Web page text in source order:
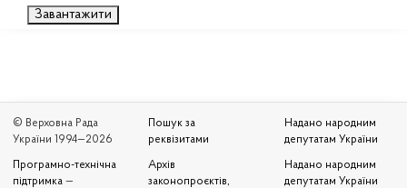
Завантажити
© Верховна Рада
України 1994—2026
Програмно-технічна
підтримка —
Пошук за
реквізитами
Архів
законопроєктів,
Надано народним
депутатам України
Надано народним
депутатам України